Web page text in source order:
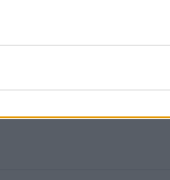
kræver det
penge.
Danmarks
Rabatstipendium!